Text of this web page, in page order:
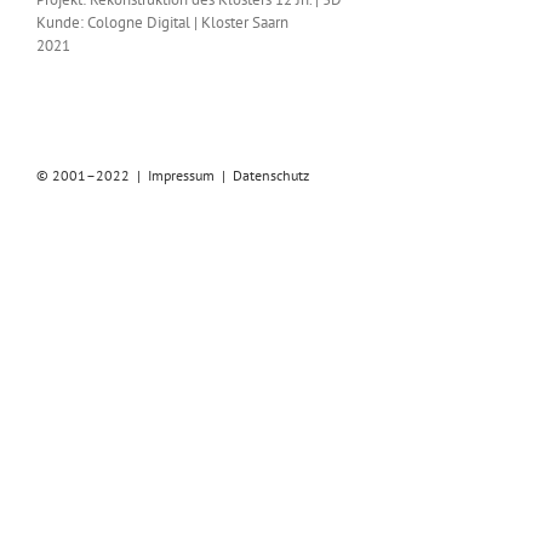
Kunde: Cologne Digital | Kloster Saarn
2021
© 2001–2022 | Impressum | Datenschutz